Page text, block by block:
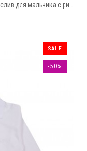
SALE
-50%